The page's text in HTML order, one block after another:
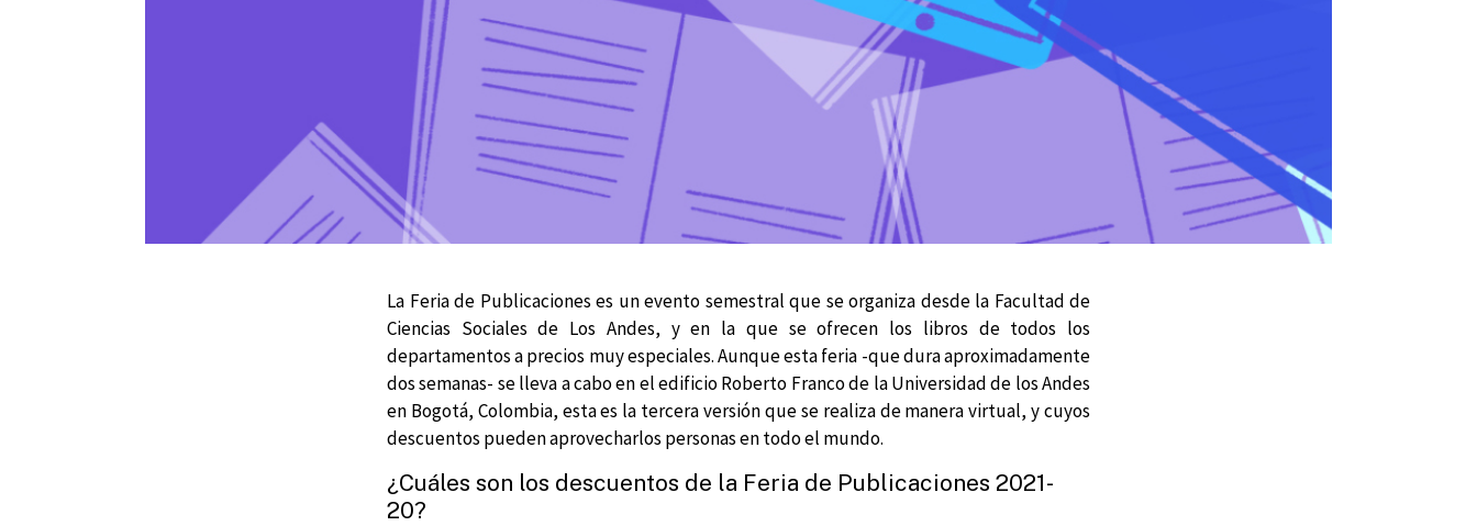
La Feria de Publicaciones es un evento semestral que se organiza desde la Facultad de
Ciencias Sociales de Los Andes, y en la que se ofrecen los libros de todos los
departamentos a precios muy especiales. Aunque esta feria -que dura aproximadamente
dos semanas- se lleva a cabo en el edificio Roberto Franco de la Universidad de los Andes
en Bogotá, Colombia, esta es la tercera versión que se realiza de manera virtual, y cuyos
descuentos pueden aprovecharlos personas en todo el mundo.
¿Cuáles son los descuentos de la Feria de Publicaciones 2021-
20?